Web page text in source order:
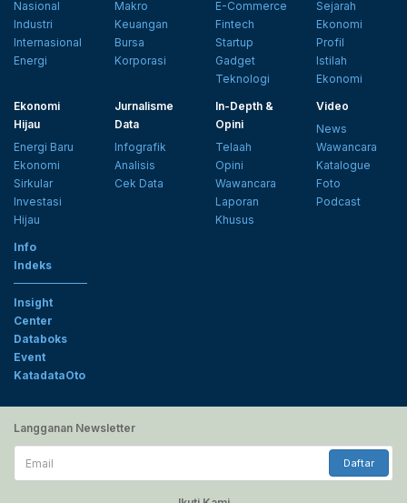
Nasional
Industri
Internasional
Energi
Makro
Keuangan
Bursa
Korporasi
E-Commerce
Fintech
Startup
Gadget
Teknologi
Sejarah
Ekonomi
Profil
Istilah
Ekonomi
Ekonomi
Hijau
Energi Baru
Ekonomi
Sirkular
Investasi
Hijau
Jurnalisme
Data
Infografik
Analisis
Cek Data
In-Depth &
Opini
Telaah
Opini
Wawancara
Laporan
Khusus
Video
News
Wawancara
Katalogue
Foto
Podcast
Info
Indeks
Insight
Center
Databoks
Event
KatadataOto
Langganan Newsletter
Email
Daftar